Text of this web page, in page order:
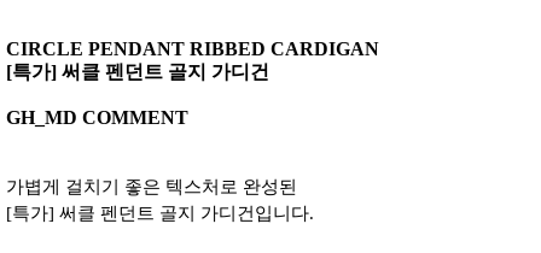
CIRCLE PENDANT RIBBED CARDIGAN
[특가] 써클 펜던트 골지 가디건
GH_MD COMMENT
가볍게 걸치기 좋은 텍스처로 완성된
[특가] 써클 펜던트 골지 가디건입니다.